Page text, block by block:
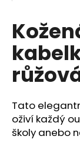
Tato
oživí každý
školy anebo
D
o
p
r
č
u
j